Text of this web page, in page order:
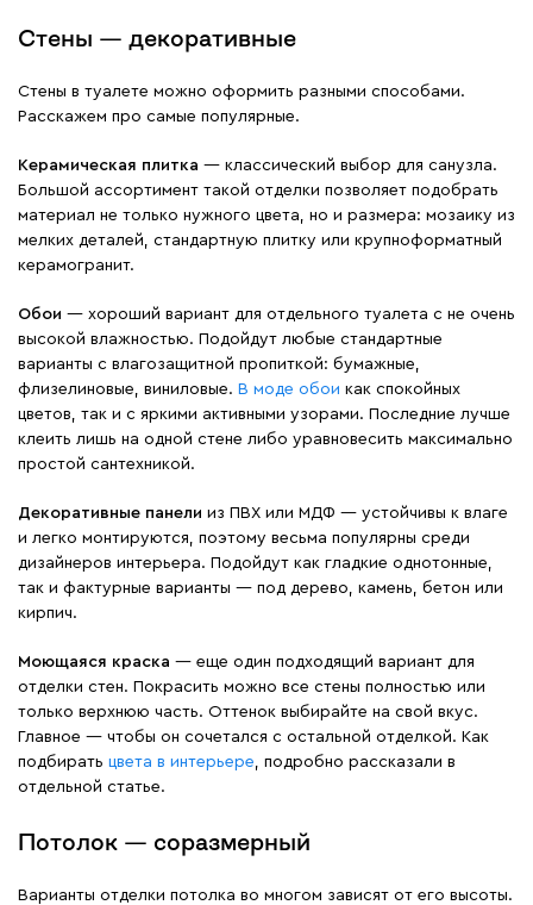
Стены — декоративные
Стены в туалете можно оформить разными способами.
Расскажем про самые популярные.
Керамическая плитка — классический выбор для санузла.
Большой ассортимент такой отделки позволяет подобрать
материал не только нужного цвета, но и размера: мозаику из
мелких деталей, стандартную плитку или крупноформатный
керамогранит.
Обои — хороший вариант для отдельного туалета с не очень
высокой влажностью. Подойдут любые стандартные
варианты с влагозащитной пропиткой: бумажные,
флизелиновые, виниловые. В моде обои как спокойных
цветов, так и с яркими активными узорами. Последние лучше
клеить лишь на одной стене либо уравновесить максимально
простой сантехникой.
Декоративные панели из ПВХ или МДФ — устойчивы к влаге
и легко монтируются, поэтому весьма популярны среди
дизайнеров интерьера. Подойдут как гладкие однотонные,
так и фактурные варианты — под дерево, камень, бетон или
кирпич.
Моющаяся краска — еще один подходящий вариант для
отделки стен. Покрасить можно все стены полностью или
только верхнюю часть. Оттенок выбирайте на свой вкус.
Главное — чтобы он сочетался с остальной отделкой. Как
подбирать цвета в интерьере, подробно рассказали в
отдельной статье.
Потолок — соразмерный
Варианты отделки потолка во многом зависят от его высоты.